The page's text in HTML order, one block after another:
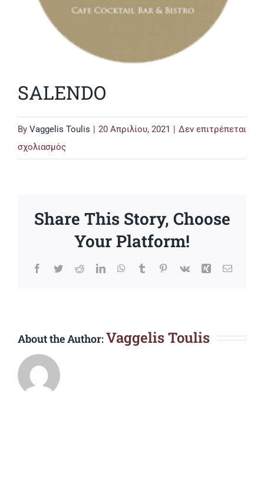
SALENDO
By Vaggelis Toulis 20 Απριλίου, 2021
Δεν επιτρέπεται
σχολιασμόςστο
Share This Story, Choose
Your Platform!
Facebook
TwitterRedditLinkedInWhatsApp
TumblrPinterest
Vk Xing Email
About the Author:Vaggelis Toulis